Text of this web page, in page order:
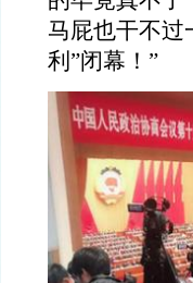
马屁也干不过
利”闭幕！”